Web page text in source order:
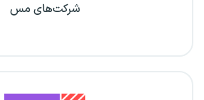
شرکت‌های مس